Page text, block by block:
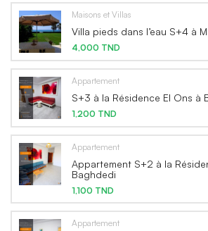
Maisons et Villas
Villa pieds dans l’eau S+4 à
4,000 TND
Appartement
S+3 à la Résidence El Ons à
1,200 TND
Appartement
Appartement S+2 à la
Baghdedi
1,100 TND
Appartement